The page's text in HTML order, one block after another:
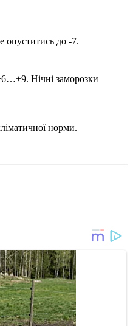
опуститись до -7.
Нічні заморозки
норми.